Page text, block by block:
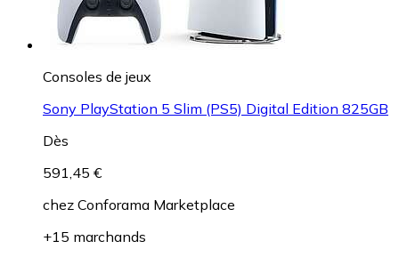
Consoles de jeux
Sony PlayStation 5 Slim (PS5) Digital Edition 825GB
Dès
591,45 €
chez Conforama Marketplace
+15 marchands